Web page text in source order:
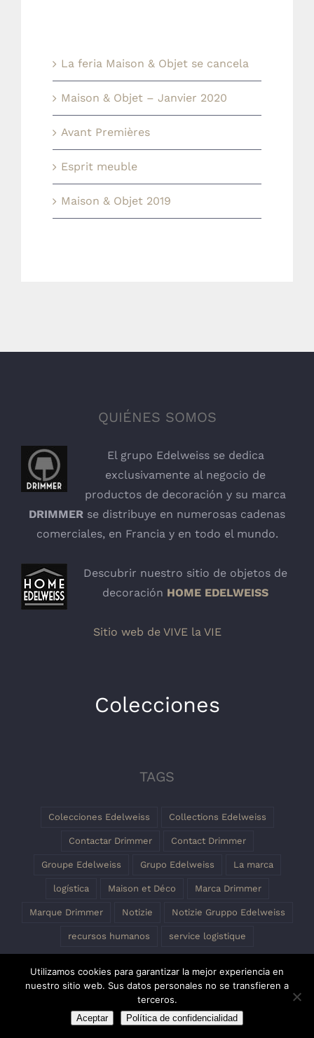
La feria Maison & Objet se cancela
Maison & Objet – Janvier 2020
Avant Premières
Esprit meuble
Maison & Objet 2019
QUIÉNES SOMOS
El grupo Edelweiss se dedica
exclusivamente al negocio de
productos de decoración y su marca
DRIMMER se distribuye en numerosas cadenas
comerciales, en Francia y en todo el mundo.
Descubrir nuestro sitio de objetos de
decoración HOME EDELWEISS
Sitio web de VIVE la VIE
Colecciones
TAGS
Colecciones Edelweiss Collections Edelweiss
Contactar Drimmer Contact Drimmer
Groupe Edelweiss Grupo Edelweiss La marca
logística Maison et Déco Marca Drimmer
Marque Drimmer Notizie Notizie Gruppo Edelweiss
recursos humanos service logistique
Utilizamos cookies para garantizar la mejor experiencia en
nuestro sitio web. Sus datos personales no se transfieren a
terceros.
Aceptar Política de confidencialidad